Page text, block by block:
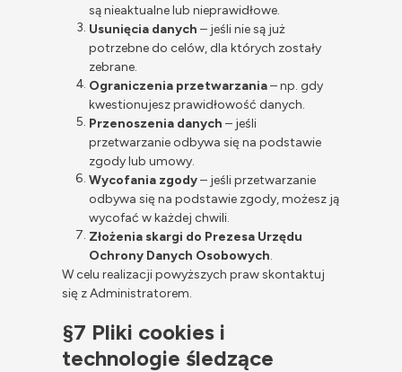
są nieaktualne lub nieprawidłowe.
Usunięcia danych – jeśli nie są już
potrzebne do celów, dla których zostały
zebrane.
Ograniczenia przetwarzania– np. gdy
kwestionujesz prawidłowość danych.
Przenoszenia danych – jeśli
przetwarzanie odbywa się na podstawie
zgody lub umowy.
Wycofania zgody– jeśli przetwarzanie
odbywa się na podstawie zgody, możesz ją
wycofać w każdej chwili.
Złożenia skargi do Prezesa Urzędu
Ochrony Danych Osobowych.
W celu realizacji powyższych praw skontaktuj
się z Administratorem.
§7 Pliki cookies i
technologie śledzące